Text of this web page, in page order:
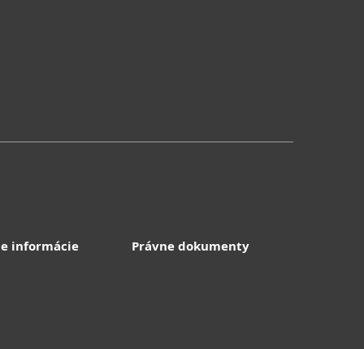
informácie Právne dokumenty